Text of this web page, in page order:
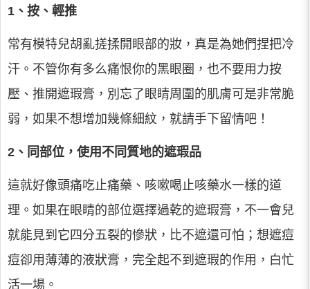
1、按、輕推
常有模特兒胡亂搓揉開眼部的妝，真是為她們捏把冷
汗。不管你有多么痛恨你的黑眼圈，也不要用力按
壓、推開遮瑕膏，別忘了眼睛周圍的肌膚可是非常脆
弱，如果不想增加幾條細紋，就請手下留情吧！
2、同部位，使用不同質地的遮瑕品
這就好像頭痛吃止痛藥、咳嗽喝止咳藥水一樣的道
理。如果在眼睛的部位選擇過乾的遮瑕膏，不一會兒
就能見到它四分五裂的慘狀，比不遮還可怕；想遮痘
痘卻用薄薄的液狀膏，完全起不到遮瑕的作用，白忙
活一場。